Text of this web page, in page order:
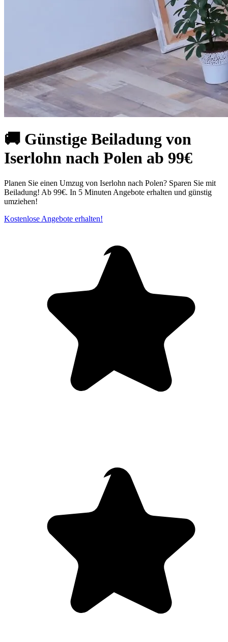
🚚 Günstige Beiladung von
Iserlohn nach Polen ab 99€
Planen Sie einen Umzug von Iserlohn nach Polen? Sparen Sie mit
Beiladung! Ab 99€. In 5 Minuten Angebote erhalten und günstig
umziehen!
Kostenlose Angebote erhalten!